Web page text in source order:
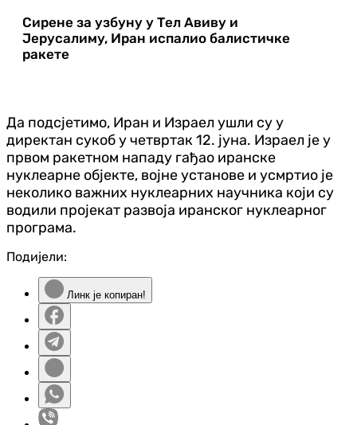
Сирене за узбуну у Тел Авиву и
Јерусалиму, Иран испалио балистичке
ракете
Да подсјетимо, Иран и Израел ушли су у
директан сукоб у четвртак 12. јуна. Израел је у
првом ракетном нападу гађао иранске
нуклеарне објекте, војне установе и усмртио је
неколико важних нуклеарних научника који су
водили пројекат развоја иранског нуклеарног
програма.
Подијели:
Линк је копиран!